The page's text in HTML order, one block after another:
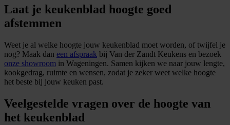
Laat je keukenblad hoogte goed
afstemmen
Weet je al welke hoogte jouw keukenblad moet worden, of twijfel je
nog? Maak dan een afspraak bij Van der Zandt Keukens en bezoek
onze showroom in Wageningen. Samen kijken we naar jouw lengte,
kookgedrag, ruimte en wensen, zodat je zeker weet welke hoogte
het beste bij jouw keuken past.
Veelgestelde vragen over de hoogte van
het keukenblad